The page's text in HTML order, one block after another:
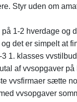
Styr uden om
1-2 hverdage og
det er simpelt at
1. klasses
af vvsopgaver
vvsfirmaer sætte
vvsopgaver